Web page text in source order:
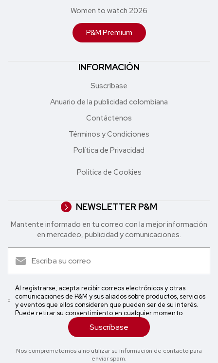
Women to watch 2026
P&M Premium
INFORMACIÓN
Suscríbase
Anuario de la publicidad colombiana
Contáctenos
Términos y Condiciones
Política de Privacidad
Política de Cookies
NEWSLETTER P&M
Mantente informado en tu correo con la mejor in formación
en mercadeo, publicidad y comunicaciones.
Al registrarse, acepta recibir correos electrónicos y otras
comunicaciones de P&M y sus aliados sobre productos, servicios
y eventos que ellos consideren que pueden ser de su interés.
Puede retirar su consentimiento en cualquier momento
Suscríbase
Nos comprometemos a no utilizar su información de contacto para
enviar spam.